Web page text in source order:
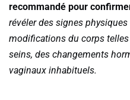
recommandé pour
révéler des signes
modifications du corps
seins, des changements
vaginaux inhabituels.